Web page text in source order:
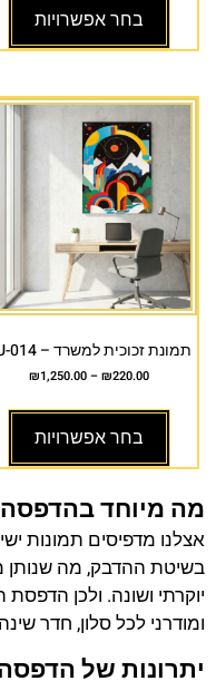
בחר אפשרויות
תמונת זכוכית למשרד – AU-014
₪220.00
–
₪1,250.00
בחר אפשרויות
מה מיוחד בהדפסה
אצלנו מדפיסים תמונות
בשיטת ההדבק, מה שנותן
יוקרתי ושונה. ולכן
ומודרני לכל סלון, חדר
יתרונות של